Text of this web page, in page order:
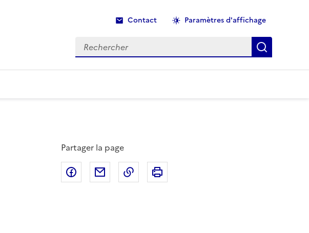
Contact Paramètres d'affichage
Rechercher Recherche
Partager la page
Partager sur Facebook
Partager par emailCopier dans le presse-papier